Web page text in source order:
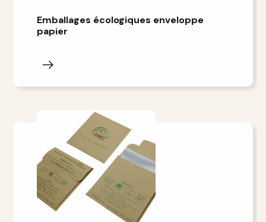
Emballages écologiques enveloppe
papier